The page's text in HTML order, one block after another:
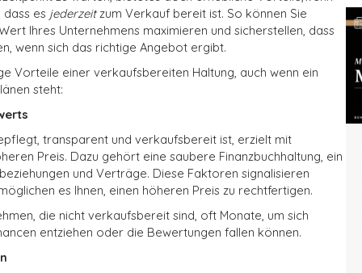
es jederzeitzum Verkauf bereit ist. So können Sie
Ihres Unternehmens maximieren und sicherstellen, dass
wenn sich das richtige Angebot ergibt.
Vorteile einer verkaufsbereiten Haltung, auch wenn ein
steht:
transparent und verkaufsbereit ist, erzielt mit
Preis. Dazu gehört eine saubere Finanzbuchhaltung, ein
und Verträge. Diese Faktoren signalisieren
es Ihnen, einen höheren Preis zu rechtfertigen.
die nicht verkaufsbereit sind, oft Monate, um sich
entziehen oder die Bewertungen fallen können.